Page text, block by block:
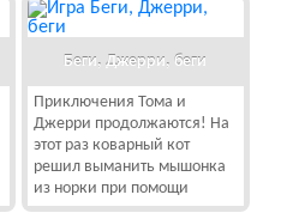
Беги, Джерри, беги
Приключения Тома и
Джерри продолжаются! На
этот раз коварный кот
решил выманить мышонка
из норки при помощи